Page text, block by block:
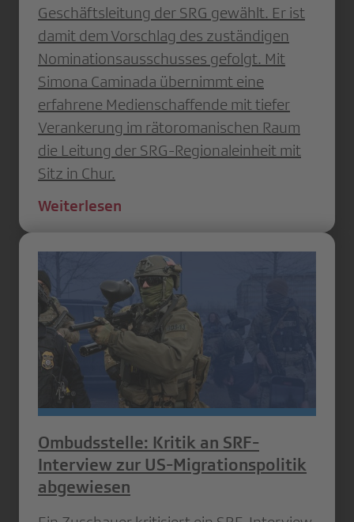
Geschäftsleitung der SRG gewählt. Er ist
damit dem Vorschlag des zuständigen
Nominationsausschusses gefolgt. Mit
Simona Caminada übernimmt eine
erfahrene Medienschaffende mit tiefer
Verankerung im rätoromanischen Raum
die Leitung der SRG-Regionaleinheit mit
Sitz in Chur.
Weiterlesen
Ombudsstelle: Kritik an SRF-
Interview zur US-Migrationspolitik
abgewiesen